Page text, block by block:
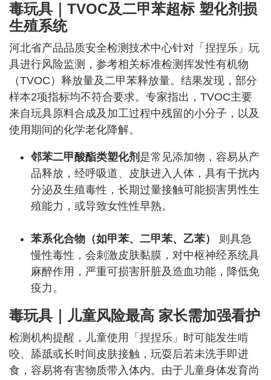
毒玩具｜ TVOC及二甲苯超标 塑化剂损
生殖系统
河北省产品品质安全检测技术中心针对「捏捏乐」玩
具进行风险监测，参考相关标准检测挥发性有机物
（TVOC）释放量及二甲苯释放量。结果发现，部分
样本2项指标均不符合要求。专家指出，TVOC主要
来自玩具原料合成及加工过程中残留的小分子，以及
使用期间的化学老化降解。
邻苯二甲酸酯类塑化剂 是常见添加物，容易从产
品释放，经呼吸道、皮肤进入人体，具有干扰内
分泌及生殖毒性，长期过量接触可能损害男性生
殖能力，或导致女性性早熟。
苯系化合物（如甲苯、二甲苯、乙苯）
则具急
慢性毒性，会刺激皮肤黏膜，对中枢神经系统具
麻醉作用，严重可损害肝脏及造血功能，降低免
疫力。
毒玩具｜ 儿童风险最高 家长需加强看护
检测机构提醒，儿童使用「捏捏乐」时可能发生啃
咬、舔舐或长时间皮肤接触，玩耍后若未洗手即进
食，容易将有害物质带入体内。由于儿童身体发育尚